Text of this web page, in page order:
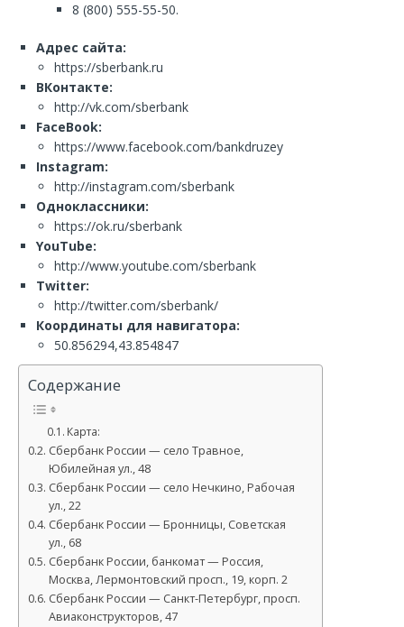
8 (800) 555-55-50.
Адрес сайта:
https://sberbank.ru
ВКонтакте:
http://vk.com/sberbank
FaceBook:
https://www.facebook.com/bankdruzey
Instagram:
http://instagram.com/sberbank
Одноклассники:
https://ok.ru/sberbank
YouTube:
http://www.youtube.com/sberbank
Twitter:
http://twitter.com/sberbank/
Координаты для навигатора:
50.856294,43.854847
Содержание
Карта:
Сбербанк России — село Травное,
Юбилейная ул., 48
Сбербанк России — село Нечкино, Рабочая
ул., 22
Сбербанк России — Бронницы, Советская
ул., 68
Сбербанк России, банкомат — Россия,
Москва, Лермонтовский просп., 19, корп. 2
Сбербанк России — Санкт-Петербург, просп.
Авиаконструкторов, 47